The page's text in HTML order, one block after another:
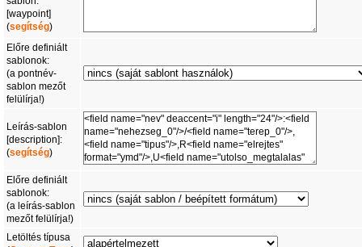
[waypoint]
(segítség)
Előre definiált
sablonok:
(a pontnév-
sablon mezőt
felülírja!)
Leírás-sablon
[description]:
(segítség)
Előre definiált
sablonok:
(a leírás-sablon
mezőt felülírja!)
Letöltés típusa